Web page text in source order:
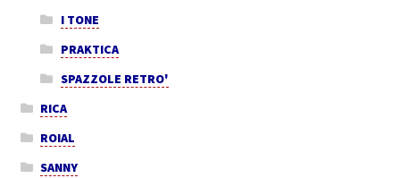
I TONE
PRAKTICA
SPAZZOLE RETRO'
RICA
ROIAL
SANNY